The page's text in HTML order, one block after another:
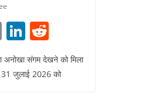
E
m
ai
Li
n
k
e
e
d
अनोखा संगम देखने को मिला
जुलाई 2026 को